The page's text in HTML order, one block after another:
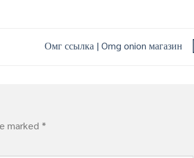
Омг ссылка | Omg onion магазин
marked *